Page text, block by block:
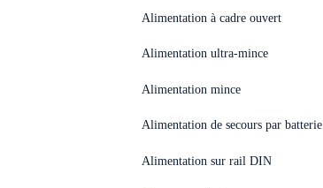
Alimentation à cadre ouvert
Alimentation ultra-mince
Alimentation mince
Alimentation de secours par batterie
Alimentation sur rail DIN